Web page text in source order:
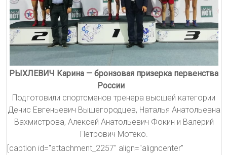
РЫХЛЕВИЧ Карина — бронзовая призерка первенства
России
Подготовили спортсменов тренера высшей категории
Денис Евгеньевич Вышегородцев, Наталья Анатольевна
Вахмистрова, Алексей Анатольевич Фокин и Валерий
Петрович Мотеко.
[caption id="attachment_2257" align="aligncenter"